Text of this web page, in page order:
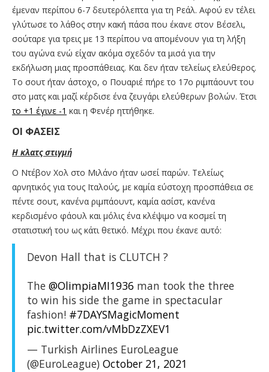
έμεναν περίπου 6-7 δευτερόλεπτα για τη Ρεάλ. Αφού εν τέλει
γλύτωσε το λάθος στην κακή πάσα που έκανε στον Βέσελι,
σούταρε για τρεις με 13 περίπου να απομένουν για τη λήξη
του αγώνα ενώ είχαν ακόμα σχεδόν τα μισά για την
εκδήλωση μιας προσπάθειας. Και δεν ήταν τελείως ελεύθερος.
Το σουτ ήταν άστοχο, ο Πουαριέ πήρε το 17ο ριμπάουντ του
στο ματς και μαζί κέρδισε ένα ζευγάρι ελεύθερων βολών. Έτσι
το +1 έγινε -1 και η Φενέρ ηττήθηκε.
ΟΙ ΦΑΣΕΙΣ
Η κλατς στιγμή
Ο Ντέβον Χολ στο Μιλάνο ήταν ωσεί παρών. Τελείως
αρνητικός για τους Ιταλούς, με καμία εύστοχη προσπάθεια σε
πέντε σουτ, κανένα ριμπάουντ, καμία ασίστ, κανένα
κερδισμένο φάουλ και μόλις ένα κλέψιμο να κοσμεί τη
στατιστική του ως κάτι θετικό. Μέχρι που έκανε αυτό:
Devon Hall that is CLUTCH ?
The @OlimpiaMI1936 man took the three
to win his side the game in spectacular
fashion! #7DAYSMagicMoment
pic.twitter.com/vMbDzZXEV1
— Turkish Airlines EuroLeague
(@EuroLeague) October 21, 2021